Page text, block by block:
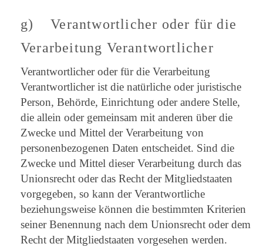
g) Verantwortlicher oder für die
Verarbeitung Verantwortlicher
Verantwortlicher oder für die Verarbeitung
Verantwortlicher ist die natürliche oder juristische
Person, Behörde, Einrichtung oder andere Stelle,
die allein oder gemeinsam mit anderen über die
Zwecke und Mittel der Verarbeitung von
personenbezogenen Daten entscheidet. Sind die
Zwecke und Mittel dieser Verarbeitung durch das
Unionsrecht oder das Recht der Mitgliedstaaten
vorgegeben, so kann der Verantwortliche
beziehungsweise können die bestimmten Kriterien
seiner Benennung nach dem Unionsrecht oder dem
Recht der Mitgliedstaaten vorgesehen werden.